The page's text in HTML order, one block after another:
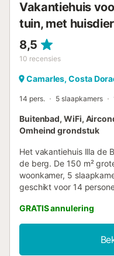
droomvakantie in Miami
Vakantiehuis
tuin, met huisdier
8,5
10 recensies
Camarles, Costa
14 pers. 5 slaapkamers
Buitenbad, WiFi,
Omheind grondstuk
Het vakantiehuis Illa de
de berg. De 150 m²
woonkamer, 5
geschikt voor 14
Deze accommodatie
beschikt over een
tuin, twee open
barbecuefaciliteiten en
GRATIS annulering